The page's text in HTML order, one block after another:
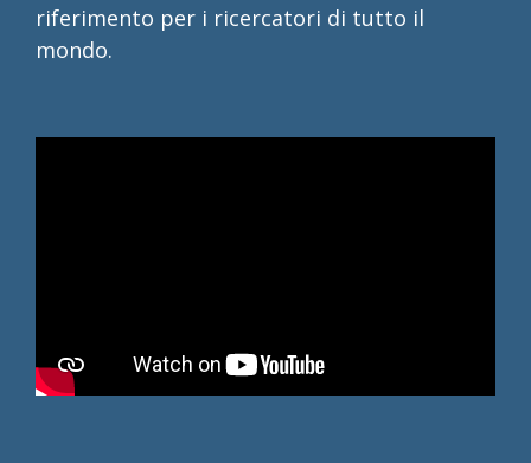
riferimento per i ricercatori di tutto il
mondo.